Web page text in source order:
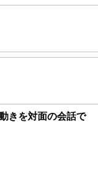
きを対面の会話で